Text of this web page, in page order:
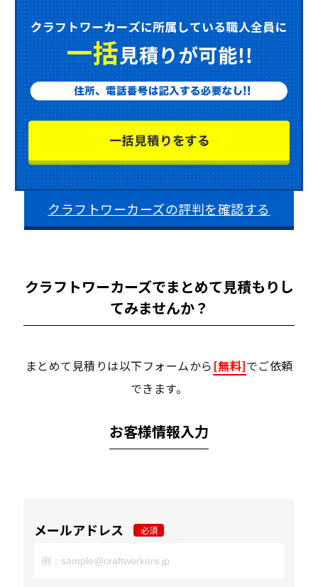
クラフトワーカーズの評判を確認する
クラフトワーカーズでまとめて見積もりし
てみませんか？
まとめて見積りは以下フォームから [無料]でご依頼
できます。
お客様情報入力
メールアドレス 必須